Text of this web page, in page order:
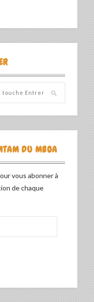
DU MBOA
vous abonner à
de chaque